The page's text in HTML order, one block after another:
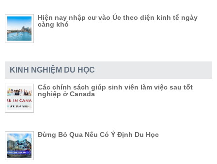
Hiện nay nhập cư vào Úc theo diện kinh tế ngày
càng khó
KINH NGHIỆM DU HỌC
Các chính sách giúp sinh viên làm việc sau tốt
nghiệp ở Canada
Đừng Bỏ Qua Nếu Có Ý Định Du Học